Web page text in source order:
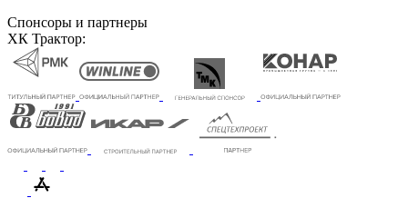
Спонсоры и партнеры
ХК Трактор: